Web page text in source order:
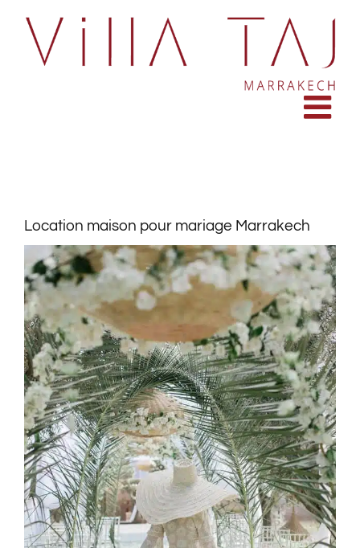
contenu
Location maison pour mariage Marrakech
Voir
l'image
agrandie